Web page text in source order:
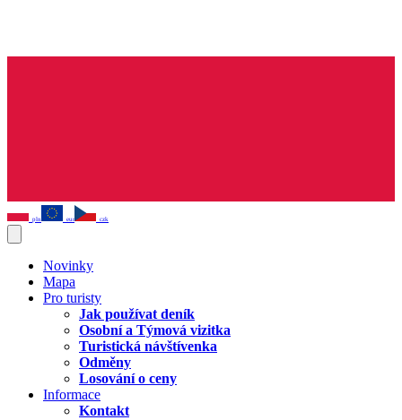
pln eur czk
Novinky
Mapa
Pro turisty
Jak používat deník
Osobní a Týmová vizitka
Turistická návštívenka
Odměny
Losování o ceny
Informace
Kontakt